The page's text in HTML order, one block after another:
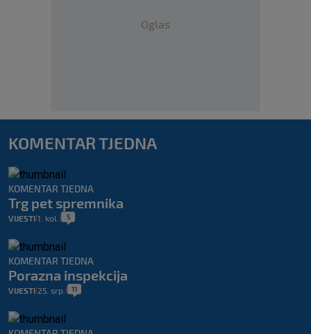
Oglas
KOMENTAR TJEDNA
KOMENTAR TJEDNA
Trg pet spremnika
VIJESTI 1. kol. 5
KOMENTAR TJEDNA
Porazna inspekcija
VIJESTI 25. srp. 11